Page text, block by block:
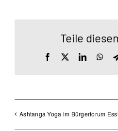
Teile
Facebook LinkedIn
Ashtanga Yoga im Bürgerforum